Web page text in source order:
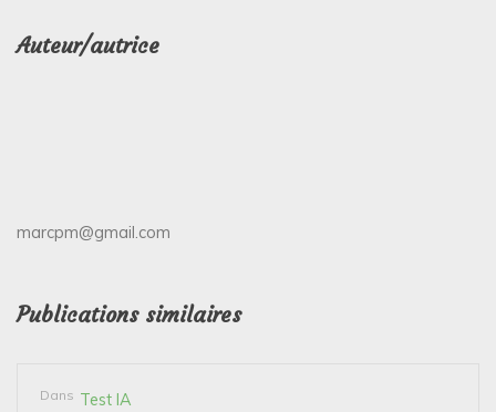
Auteur/autrice
marcpm@gmail.com
Publications similaires
Dans Test IA